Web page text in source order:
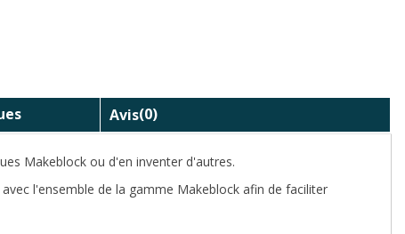
Avis(0)
Makeblock ou d'en inventer d'autres.
l'ensemble de la gamme Makeblock afin de faciliter